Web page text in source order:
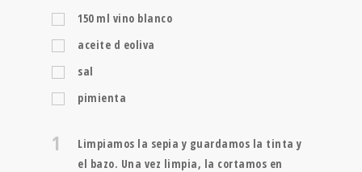
150 ml vino blanco
aceite d eoliva
sal
pimienta
1
Limpiamos la sepia y guardamos la tinta y
el bazo. Una vez limpia, la cortamos en